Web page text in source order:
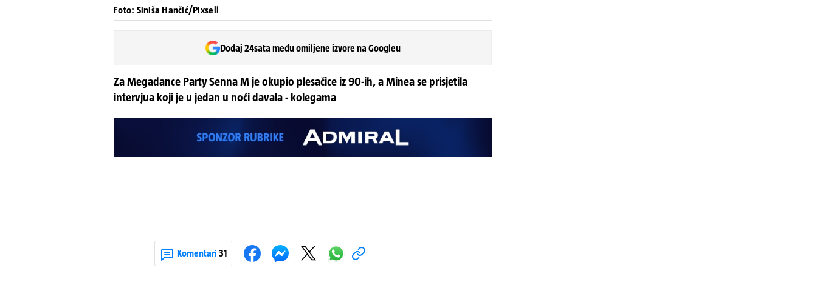
Foto: Siniša Hančić/Pixsell
Dodaj 24sata među omiljene izvore na Googleu
Za Megadance Party Senna M je okupio plesačice iz 90-ih, a Minea se prisjetila
intervjua koji je u jedan u noći davala - kolegama
Komentari 31